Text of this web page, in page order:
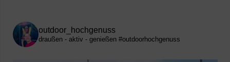
outdoor_hochgenuss
draußen - aktiv - genießen #outdoorhochgenuss